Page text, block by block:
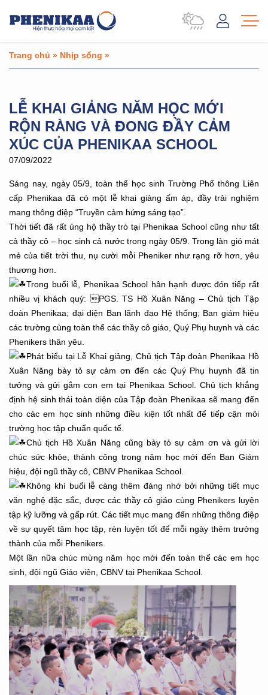
Trang chủ » Nhịp sống »
LỄ KHAI GIẢNG NĂM HỌC MỚI
RỘN RÀNG VÀ ĐONG ĐẦY CẢM
XÚC CỦA PHENIKAA SCHOOL
07/09/2022
Sáng nay, ngày 05/9, toàn thể học sinh Trường Phổ thông Liên
cấp Phenikaa đã có một lễ khai giảng ấm áp, đầy trải nghiệm
mang thông điệp “Truyền cảm hứng sáng tạo”.
Thời tiết đã rất ủng hộ thầy trò tại Phenikaa School cũng như tất
cả thầy cô – học sinh cả nước trong ngày 05/9. Trong làn gió mát
mẻ của tiết trời thu, nụ cười mỗi Pheniker như rạng rỡ hơn, yêu
thương hơn.
Trong buổi lễ, Phenikaa School hân hạnh được đón tiếp rất
nhiều vị khách quý: PGS. TS Hồ Xuân Năng – Chủ tịch Tập
đoàn Phenikaa; đại diện Ban lãnh đạo Hệ thống; Ban giám hiệu
các trường cùng toàn thể các thầy cô giáo, Quý Phụ huynh và các
Phenikers thân yêu.
Phát biểu tại Lễ Khai giảng, Chủ tịch Tập đoàn Phenikaa Hồ
Xuân Năng bày tỏ sự cảm ơn đến các Quý Phụ huynh đã tin
tưởng và gửi gắm con em tại Phenikaa School. Chủ tịch khẳng
định hệ sinh thái toàn diện của Tập đoàn Phenikaa sẽ mang đến
cho các em học sinh những điều kiện tốt nhất để tiếp cận môi
trường học tập chuẩn quốc tế.
Chủ tịch Hồ Xuân Năng cũng bày tỏ sự cảm ơn và gửi lời
chúc sức khỏe, thành công trong năm học mới đến Ban Giám
hiệu, đội ngũ thầy cô, CBNV Phenikaa School.
Không khí buổi lễ càng thêm đáng nhớ bởi những tiết mục
văn nghệ đặc sắc, được các thầy cô giáo cùng Phenikers luyện
tập kỹ lưỡng và gấp rút. Các tiết mục mang đến những thông điệp
về sự quyết tâm học tập, rèn luyện tốt để mỗi ngày thêm trưởng
thành của mỗi Phenikers.
Một lần nữa chúc mừng năm học mới đến toàn thể các em học
sinh, đội ngũ Giáo viên, CBNV tại Phenikaa School.